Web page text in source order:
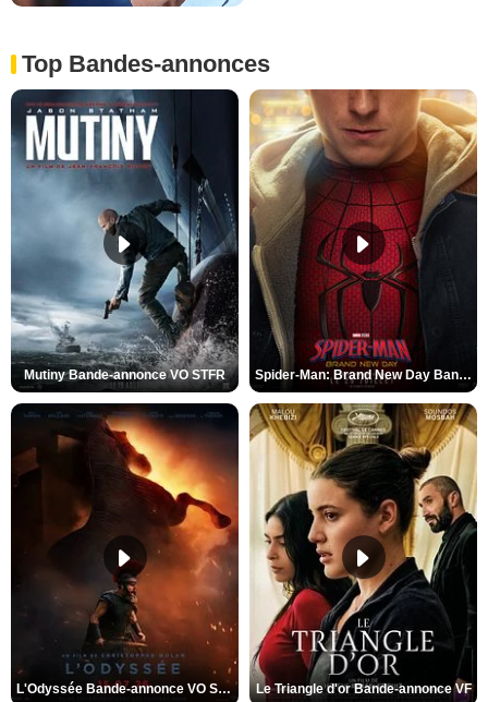
Top Bandes-annonces
Mutiny Bande-annonce VO STFR Spider-Man: Brand New Day Bande-annonce VO STFR
L'Odyssée Bande-annonce VO STFR Le Triangle d'or Bande-annonce VF